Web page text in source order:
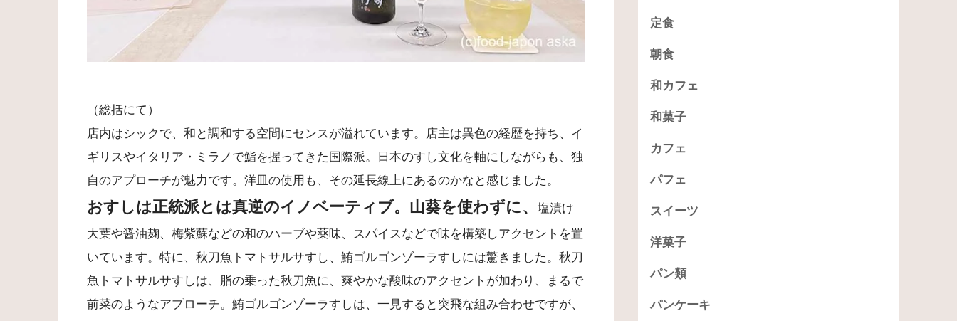
（総括にて）
店内はシックで、和と調和する空間にセンスが溢れています。店主は異色の経歴を持ち、イ
ギリスやイタリア・ミラノで鮨を握ってきた国際派。日本のすし文化を軸にしながらも、独
自のアプローチが魅力です。洋皿の使用も、その延長線上にあるのかなと感じました。
おすしは正統派とは真逆のイノベーティブ。山葵を使わずに、
塩漬け
大葉や醤油麹、梅紫蘇などの和のハーブや薬味、スパイスなどで味を構築しアクセントを置
いています。特に、秋刀魚トマトサルサすし、鮪ゴルゴンゾーラすしには驚きました。秋刀
魚トマトサルサすしは、脂の乗った秋刀魚に、爽やかな酸味のアクセントが加わり、まるで
前菜のようなアプローチ。鮪ゴルゴンゾーラすしは、一見すると突飛な組み合わせですが、
定食
朝食
和カフェ
和菓子
カフェ
パフェ
スイーツ
洋菓子
パン類
パンケーキ